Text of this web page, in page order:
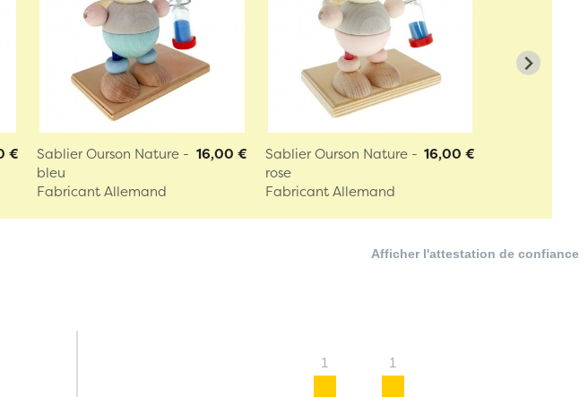
€
Sablier Ourson Nature -
bleu
Fabricant Allemand
16,00 €
Sablier Ourson Nature -
rose
Fabricant Allemand
16,00 €
Afficher l'attestation de confiance
1 1